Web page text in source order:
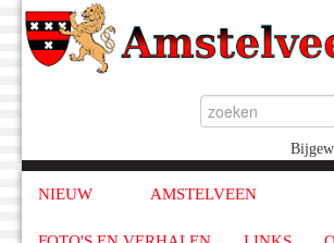
NIEUW AMSTELVEEN